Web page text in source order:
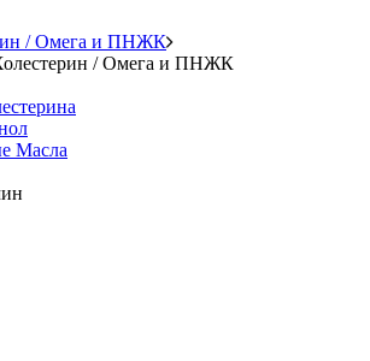
/ Омега и ПНЖК
/ Омега и ПНЖК
Масла